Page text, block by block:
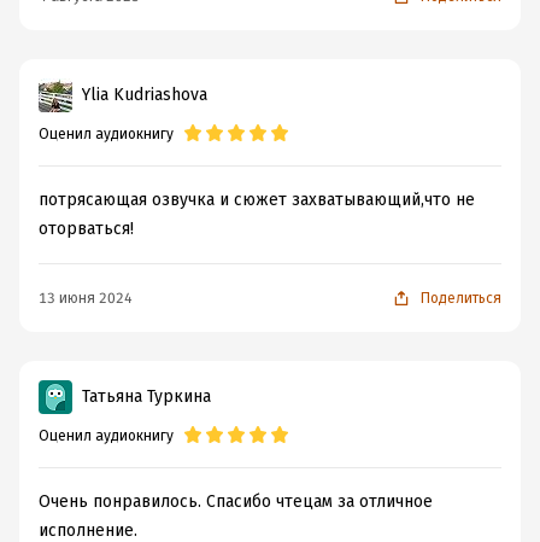
Ylia Kudriashova
Оценил аудиокнигу
потрясающая озвучка и сюжет захватывающий,что не
оторваться!
13 июня 2024 Поделиться
Татьяна Туркина
Оценил аудиокнигу
Очень понравилось. Спасибо чтецам за отличное
исполнение.